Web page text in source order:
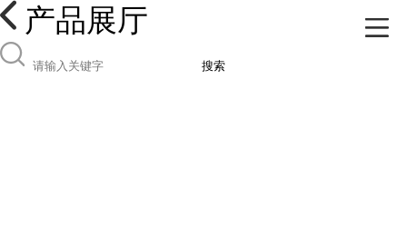
产品展厅
搜索